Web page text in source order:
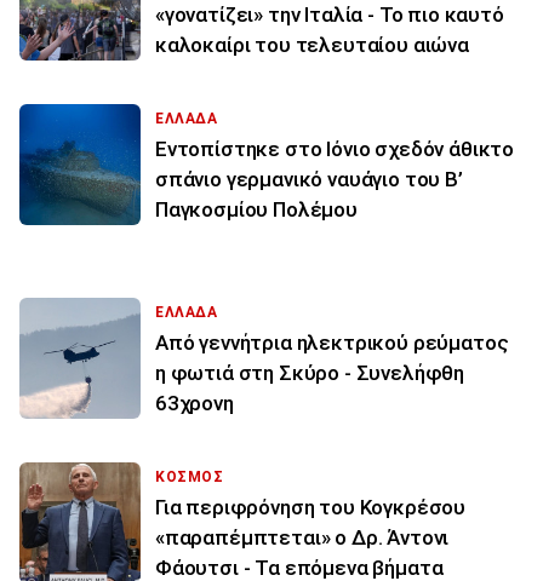
«γονατίζει» την Ιταλία - Το πιο καυτό
καλοκαίρι του τελευταίου αιώνα
ΕΛΛΑΔΑ
Εντοπίστηκε στο Ιόνιο σχεδόν άθικτο
σπάνιο γερμανικό ναυάγιο του Β’
Παγκοσμίου Πολέμου
ΕΛΛΑΔΑ
Από γεννήτρια ηλεκτρικού ρεύματος
η φωτιά στη Σκύρο - Συνελήφθη
63χρονη
ΚΟΣΜΟΣ
Για περιφρόνηση του Κογκρέσου
«παραπέμπτεται» ο Δρ. Άντονι
Φάουτσι - Τα επόμενα βήματα